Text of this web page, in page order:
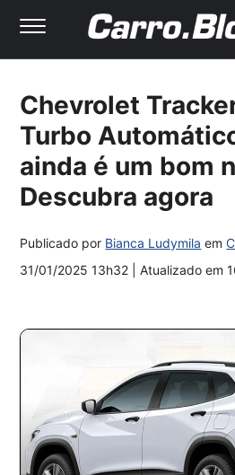
Chevrolet
Turbo
ainda é um bom
Descubra agora
Publicado por Bianca Ludymila em
31/01/2025 13h32
| Atualizado em